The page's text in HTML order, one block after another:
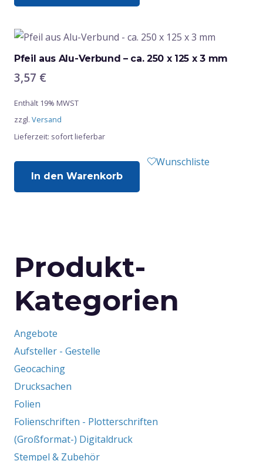
Pfeil aus Alu-Verbund – ca. 250 x 125 x 3 mm
3,57 €
Enthält 19% MWST
zzgl. Versand
Lieferzeit: sofort lieferbar
In den Warenkorb
Wunschliste
Produkt-
Kategorien
Angebote
Aufsteller - Gestelle
Geocaching
Drucksachen
Folien
Folienschriften - Plotterschriften
(Großformat-) Digitaldruck
Stempel & Zubehör